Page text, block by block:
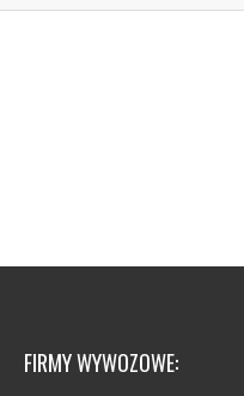
FIRMY WYWOZOWE: